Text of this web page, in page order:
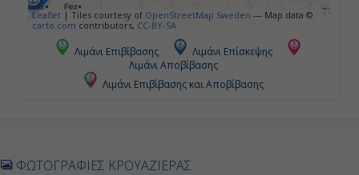
Ταγγέρη, Μαρόκο
09:00
Καζαμπλάνκα, Μαρόκο
Leaflet | Tiles courtesy of OpenStreetMap Sweden — Map data ©
carto.com contributors, CC-BY-SA
Λιμάνι Επιβίβασης
Λιμάνι Επίσκεψης
Λιμάνι Αποβίβασης
Λιμάνι Επιβίβασης και Αποβίβασης
ΦΩΤΟΓΡΑΦΙΕΣ ΚΡΟΥΑΖΙΕΡΑΣ